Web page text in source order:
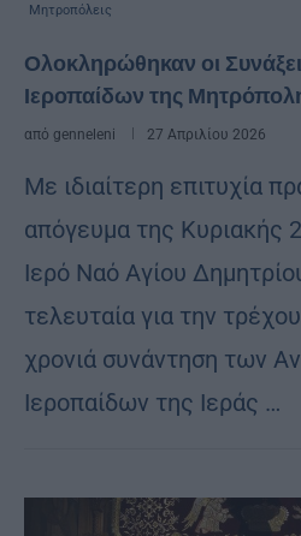
Μητροπόλεις
Ολοκληρώθηκαν οι
Ιεροπαίδων της
από genneleni 27 Απριλίου 2026
Με ιδιαίτερη επιτυχία
απόγευμα της Κυριακής
Ιερό Ναό Αγίου
τελευταία για την
χρονιά συνάντηση των
Ιεροπαίδων της Ιεράς …